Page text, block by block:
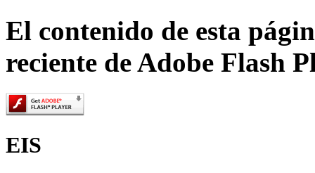
El contenido de esta
reciente de Adobe Flash
EIS